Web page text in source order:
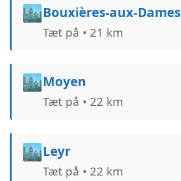
🏙️Bouxières-aux-Dames
Tæt på • 21 km
🏙️Moyen
Tæt på • 22 km
🏙️Leyr
Tæt på • 22 km